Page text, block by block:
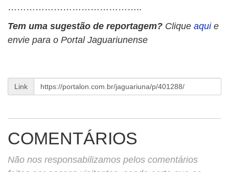
……………………………………..
Tem uma sugestão de reportagem? Clique aqui e
envie para o Portal Jaguariunense
Link
COMENTÁRIOS
Não nos responsabilizamos pelos comentários